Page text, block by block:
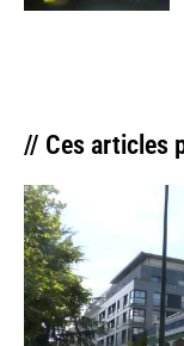
// Ces articles